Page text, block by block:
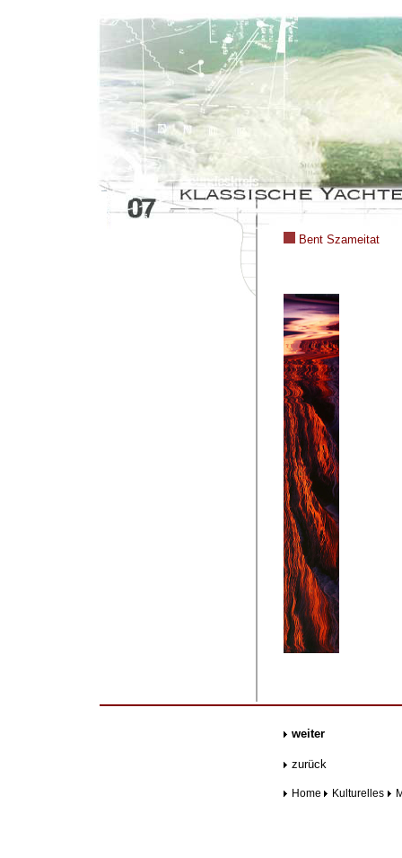
Bent Szameitat
weiter.......
zurück
Home Kulturelles